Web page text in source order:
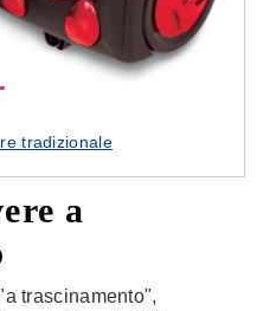
tradizionale
a
trascinamento",